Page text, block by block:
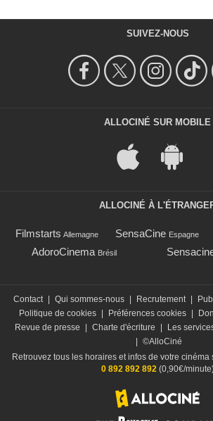
SUIVEZ-NOUS
ALLOCINÉ SUR MOBILE
ALLOCINÉ À
Filmstarts Allemagne SensaCine Espagne
AdoroCinema Brésil
Contact Qui sommes-nous Recrutement
Politique de cookies
Préférences cookies
Revue de presse
Charte d'écriture Les
©AlloCiné
Retrouvez tous les horaires et infos de votre
0 892 892 892(0,90€/